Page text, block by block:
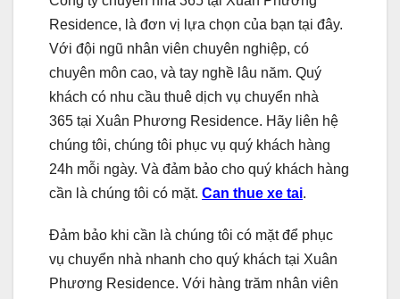
Residence, là đơn vị lựa chọn của bạn tại đây.
Với đội ngũ nhân viên chuyên nghiệp, có
chuyên môn cao, và tay nghề lâu năm. Quý
khách có nhu cầu thuê dịch vụ chuyển nhà
365 tại Xuân Phương Residence. Hãy liên hệ
chúng tôi, chúng tôi phục vụ quý khách hàng
24h mỗi ngày. Và đảm bảo cho quý khách hàng
cần là chúng tôi có mặt. Can thue xe tai.
Đảm bảo khi cần là chúng tôi có mặt để phục
vụ chuyển nhà nhanh cho quý khách tại Xuân
Phương Residence. Với hàng trăm nhân viên